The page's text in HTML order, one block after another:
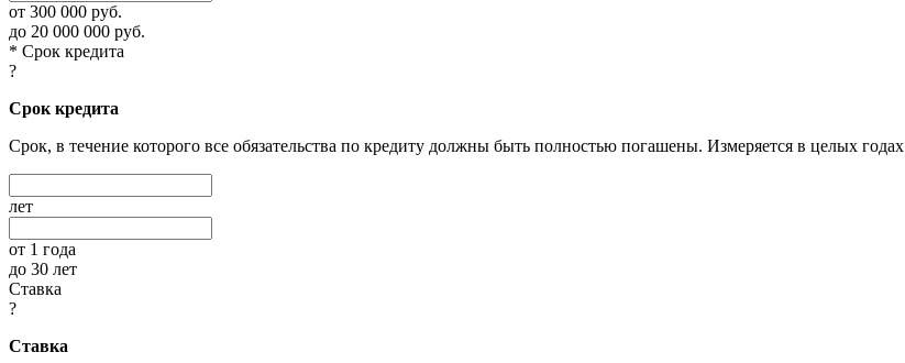
от 300 000 руб.
до 20 000 000 руб.
* Срок кредита
?
Срок кредита
Срок, в течение которого все обязательства по кредиту должны быть полностью погашены. Измеряется в целых годах
лет
от 1 года
до 30 лет
Ставка
?
Ставка